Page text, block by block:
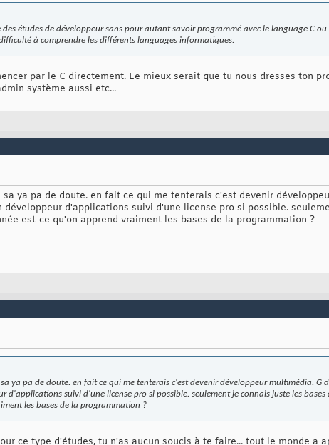
études de développeur sans pour autant savoir programmé avec le language C
à comprendre les différents languages informatiques.
par le C directement. Le mieux serait que tu nous dresses ton
système aussi etc...
ya pa de doute. en fait ce qui me tenterais c'est devenir
d'applications suivi d'une license pro si possible.
est-ce qu'on apprend vraiment les bases de la programmation ?
ya pa de doute. en fait ce qui me tenterais c'est devenir développeur multimédia. G
d'applications suivi d'une license pro si possible. seulement je connais juste les
les bases de la programmation ?
ce type d'études, tu n'as aucun soucis à te faire... tout le monde a